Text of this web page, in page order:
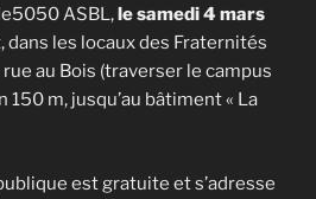
ASBL, le samedi 4 mars
dans les locaux des Fraternités
au Bois (traverser le campus
150 m, jusqu’au bâtiment « La
est gratuite et s’adresse